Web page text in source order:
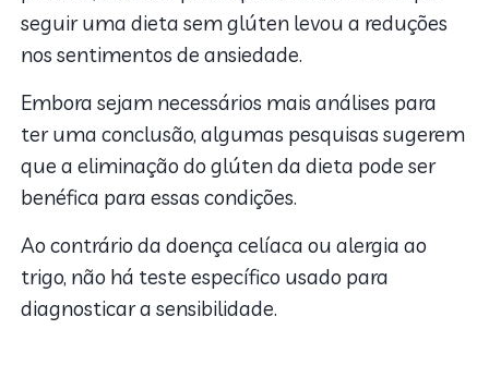
seguir uma dieta sem glúten levou a reduções
nos sentimentos de ansiedade.
Embora sejam necessários mais análises para
ter uma conclusão, algumas pesquisas sugerem
que a eliminação do glúten da dieta pode ser
benéfica para essas condições.
Ao contrário da doença celíaca ou alergia ao
trigo, não há teste específico usado para
diagnosticar a sensibilidade.